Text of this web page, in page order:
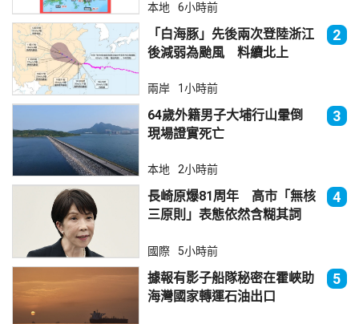
本地 6小時前
「白海豚」先後兩次登陸浙江
後減弱為颱風 料續北上
2
兩岸 1小時前
64歲外籍男子大埔行山暈倒
現場證實死亡
3
本地 2小時前
長崎原爆81周年 高市「無核
三原則」表態依然含糊其詞
4
國際 5小時前
據報有影子船隊秘密在霍峽助
海灣國家轉運石油出口
5